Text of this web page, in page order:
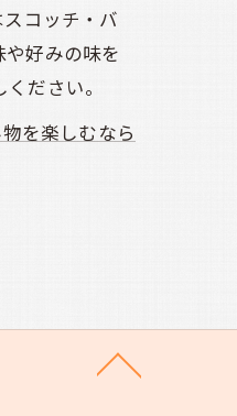
コッチ・バ
好みの味を
ださい。
を楽しむなら